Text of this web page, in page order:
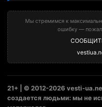
Мы стремимся к
ошибку —
21+ | © 2012-2026 vesti-
создается людьми: мы не